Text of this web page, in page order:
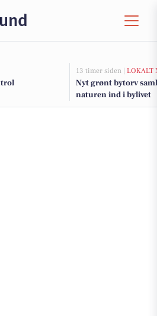
13 timer siden | LOKALT
Nyt grønt bytorv
naturen ind i bylivet
- Pris op til 379.800 kr!